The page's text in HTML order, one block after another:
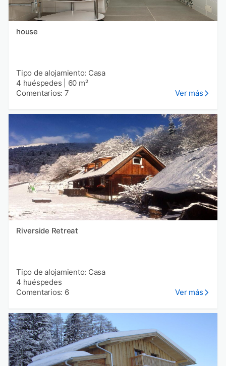
house
Tipo de alojamiento: Casa
4 huéspedes
60 m²
Comentarios: 7
Ver más
Riverside Retreat
Tipo de alojamiento: Casa
4 huéspedes
Comentarios: 6
Ver más